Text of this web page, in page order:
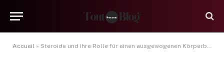
Accueil » Steroide und ihre Rolle für einen ausgewogenen Körperbau und ideale Körperproportionen